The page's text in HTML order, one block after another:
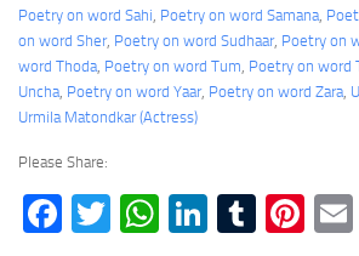
Poetry on word Sahi Poetry on word Samana
on word Sher, Poetry on word Sudhaar, Poetry on
word Thoda Poetry on word Tum Poetry on word
Uncha Poetry on word Yaar, Poetry on word Zara
Urmila Matondkar (Actress)
Please Share:
Facebook
TwitterWhatsApp
LinkedIn